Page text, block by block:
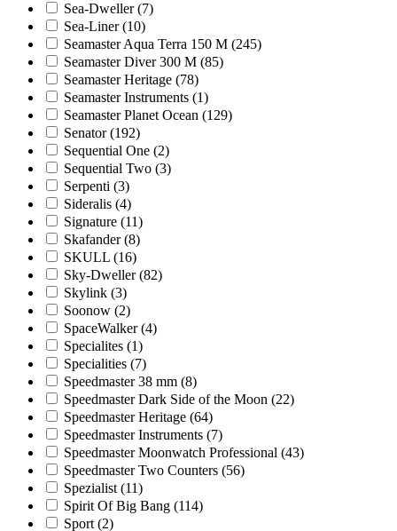
Sea-Dweller (7)
Sea-Liner (10)
Seamaster Aqua Terra 150 M (245)
Seamaster Diver 300 M (85)
Seamaster Heritage (78)
Seamaster Instruments (1)
Seamaster Planet Ocean (129)
Senator (192)
Sequential One (2)
Sequential Two (3)
Serpenti (3)
Sideralis (4)
Signature (11)
Skafander (8)
SKULL (16)
Sky-Dweller (82)
Skylink (3)
Soonow (2)
SpaceWalker (4)
Specialites (1)
Specialities (7)
Speedmaster 38 mm (8)
Speedmaster Dark Side of the Moon (22)
Speedmaster Heritage (64)
Speedmaster Instruments (7)
Speedmaster Moonwatch Professional (43)
Speedmaster Two Counters (56)
Spezialist (11)
Spirit Of Big Bang (114)
Sport (2)